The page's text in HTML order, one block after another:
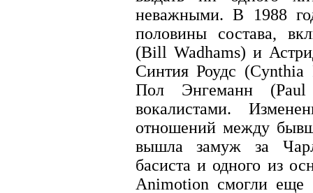
неважными. В 1988
половины состава,
(Bill Wadhams) и
Синтия Роудс
Пол Энгеманн (Paul
вокалистами.
отношений между
вышла замуж за
басиста и одного из
Animotion смогли еще